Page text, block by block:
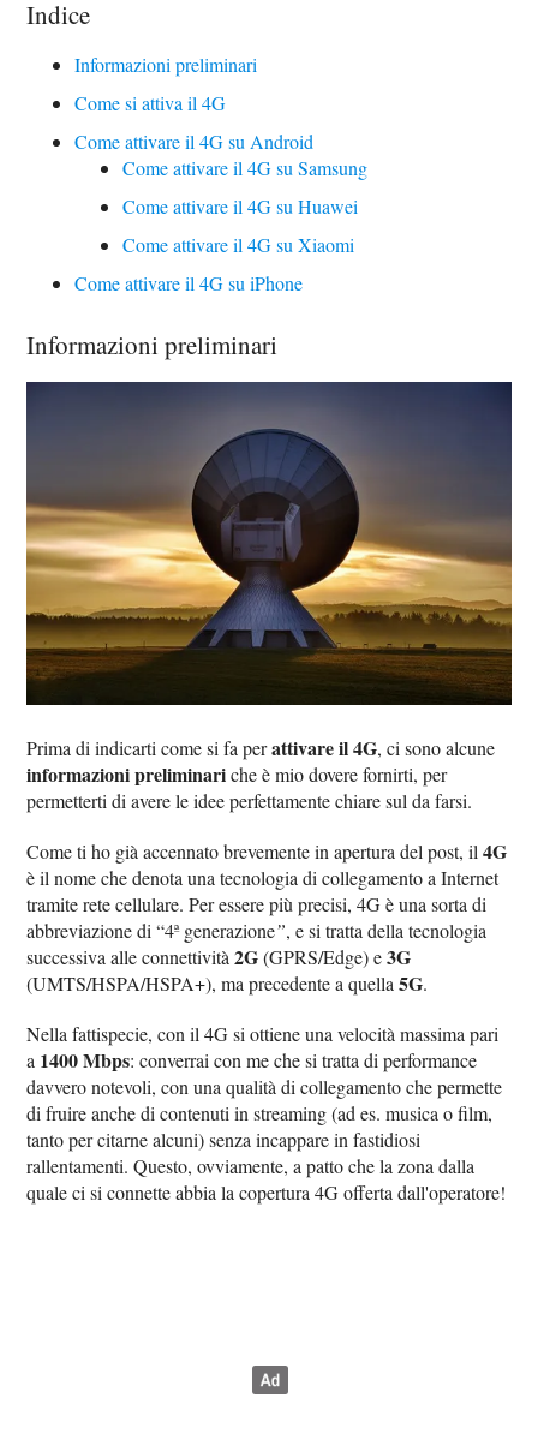
Indice
Informazioni preliminari
Come si attiva il 4G
Come attivare il 4G su Android
Come attivare il 4G su Samsung
Come attivare il 4G su Huawei
Come attivare il 4G su Xiaomi
Come attivare il 4G su iPhone
Informazioni preliminari
Prima di indicarti come si fa perattivare il 4G, ci sono alcune
informazioni preliminariche è mio dovere fornirti, per
permetterti di avere le idee perfettamente chiare sul da farsi.
Come ti ho già accennato brevemente in apertura del post, il4G
è il nome che denota una tecnologia di collegamento a Internet
tramite rete cellulare. Per essere più precisi, 4G è una sorta di
abbreviazione di “4ª generazione”, e si tratta della tecnologia
successiva alle connettività2G(GPRS/Edge) e3G
(UMTS/HSPA/HSPA+), ma precedente a quella5G.
Nella fattispecie, con il 4G si ottiene una velocità massima pari
a 1400 Mbps: converrai con me che si tratta di performance
davvero notevoli, con una qualità di collegamento che permette
di fruire anche di contenuti in streaming (ad es. musica o film,
tanto per citarne alcuni) senza incappare in fastidiosi
rallentamenti. Questo, ovviamente, a patto che la zona dalla
quale ci si connette abbia la copertura 4G offerta dall'operatore!